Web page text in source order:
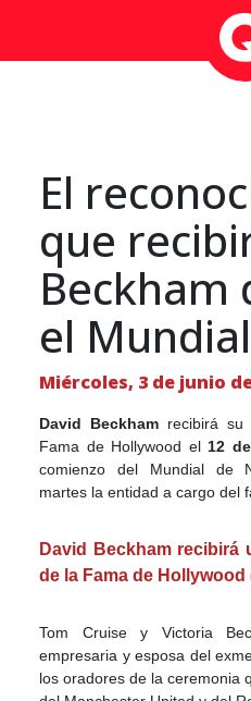
El
que
Beckham
el Mundial
Miércoles, 3 de junio
David Beckham recibirá
Fama de Hollywood el 12
comienzo del Mundial de
martes la entidad a cargo del
David Beckham recibirá
de la Fama de Hollywood
Tom Cruise y Victoria
empresaria y esposa del
los oradores de la ceremonia